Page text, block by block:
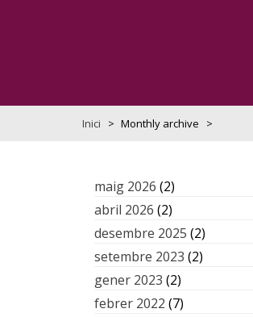
Inici > Monthly archive >
maig 2026 (2)
abril 2026 (2)
desembre 2025 (2)
setembre 2023 (2)
gener 2023 (2)
febrer 2022 (7)